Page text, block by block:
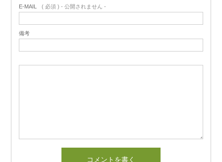
E-MAIL ( 必須 ) - 公開されません -
備考